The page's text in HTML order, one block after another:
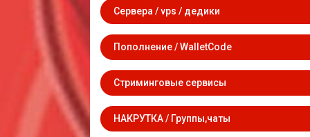
Сервера / vps / дедики
Пополнение / WalletCode
Стриминговые сервисы
НАКРУТКА / Группы,чаты